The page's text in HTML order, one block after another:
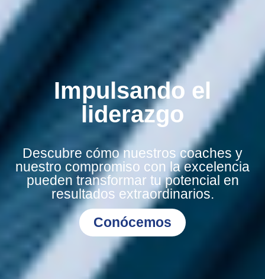
Impulsando el
liderazgo
Descubre cómo nuestros coaches y
nuestro compromiso con la excelencia
pueden transformar tu potencial en
resultados extraordinarios.
Conócemos